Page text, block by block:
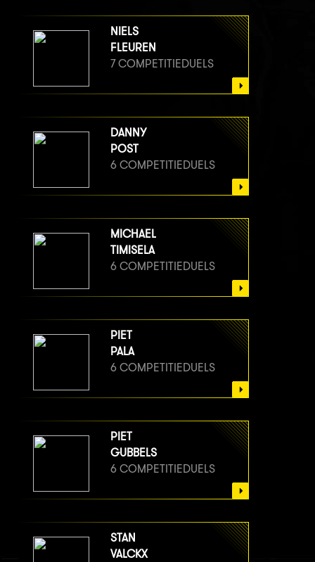
NIELS
FLEUREN
7 COMPETITIEDUELS
DANNY
POST
6 COMPETITIEDUELS
MICHAEL
TIMISELA
6 COMPETITIEDUELS
PIET
PALA
6 COMPETITIEDUELS
PIET
GUBBELS
6 COMPETITIEDUELS
STAN
VALCKX